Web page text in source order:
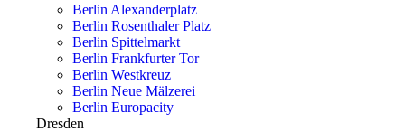
Berlin Alexanderplatz
Berlin Rosenthaler Platz
Berlin Spittelmarkt
Berlin Frankfurter Tor
Berlin Westkreuz
Berlin Neue Mälzerei
Berlin Europacity
Dresden